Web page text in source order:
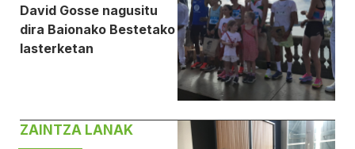
David Gosse nagusitu
dira Baionako Bestetako
lasterketan
ZAINTZA LANAK